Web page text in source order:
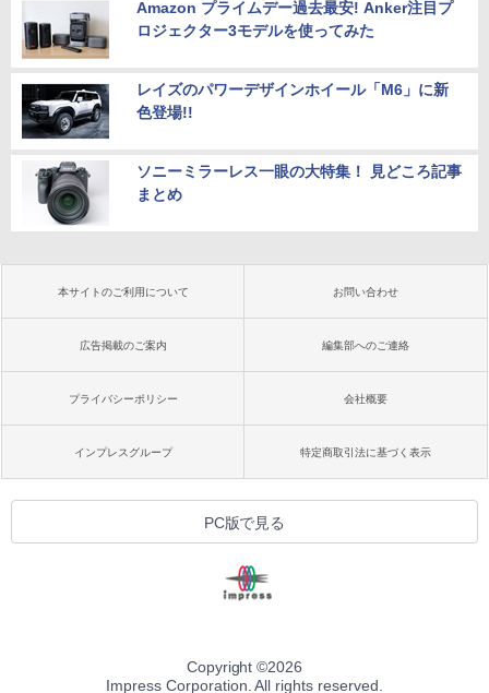
Amazon プライムデー過去最安! Anker注目プ
ロジェクター3モデルを使ってみた
レイズのパワーデザインホイール「M6」に新
色登場!!
ソニーミラーレス一眼の大特集！ 見どころ記事
まとめ
本サイトのご利用について お問い合わせ
広告掲載のご案内 編集部へのご連絡
プライバシーポリシー 会社概要
インプレスグループ 特定商取引法に基づく表示
PC版で見る
Copyright ©2026
Impress Corporation. All rights reserved.